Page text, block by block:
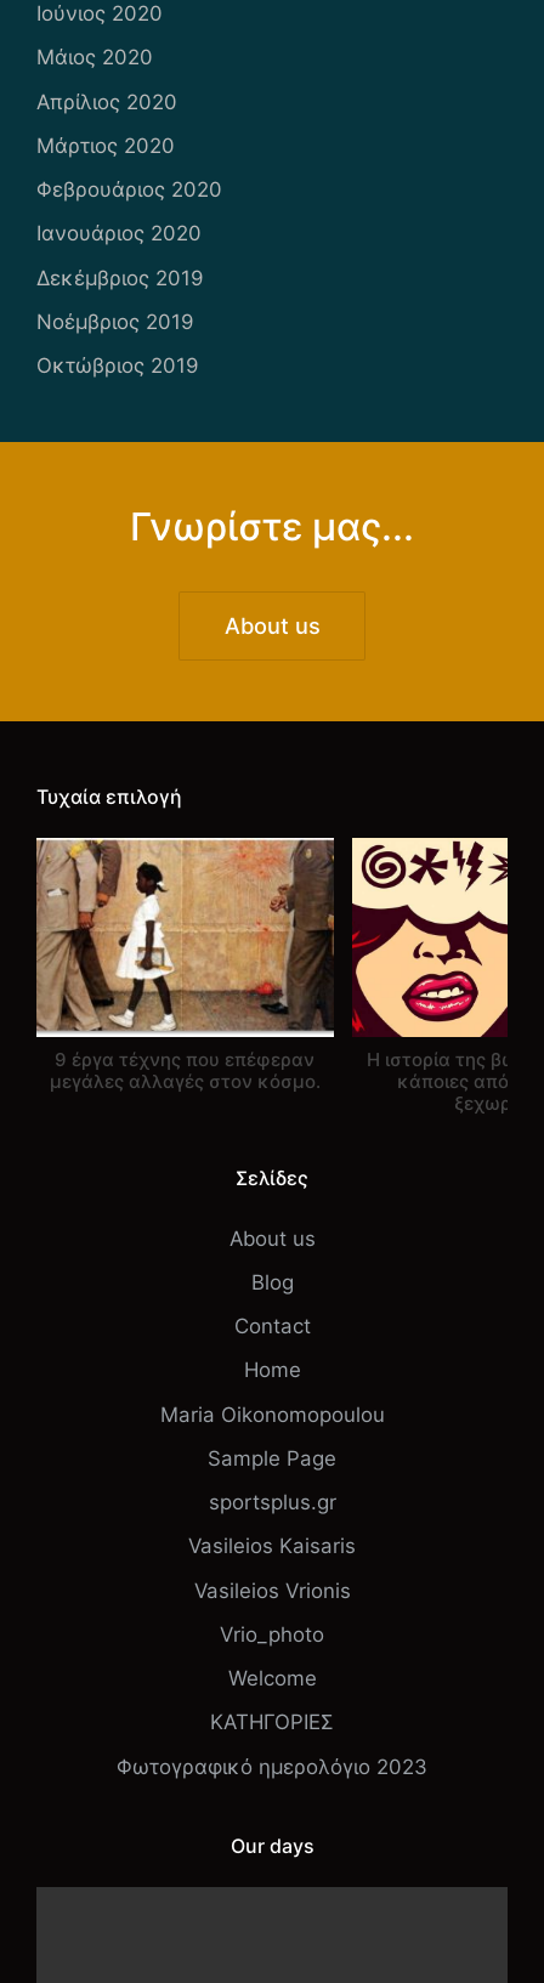
Ιούνιος 2020
Μάιος 2020
Απρίλιος 2020
Μάρτιος 2020
Φεβρουάριος 2020
Ιανουάριος 2020
Δεκέμβριος 2019
Νοέμβριος 2019
Οκτώβριος 2019
Γνωρίστε μας...
About us
Τυχαία επιλογή
9 έργα τέχνης που επέφεραν
μεγάλες αλλαγές στον κόσμο.
Η ιστορία της
κάποιες από
Σελίδες
About us
Blog
Contact
Home
Maria Oikonomopoulou
Sample Page
sportsplus.gr
Vasileios Kaisaris
Vasileios Vrionis
Vrio_photo
Welcome
ΚΑΤΗΓΟΡΙΕΣ
Φωτογραφικό ημερολόγιο 2023
Our days